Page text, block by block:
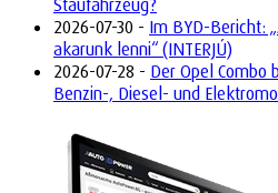
Staufahrzeug?
2026-07-30 - Im BYD-Bericht:
akarunk lenni“ (INTERJÚ)
2026-07-28 - Der Opel Combo
Benzin-, Diesel- und